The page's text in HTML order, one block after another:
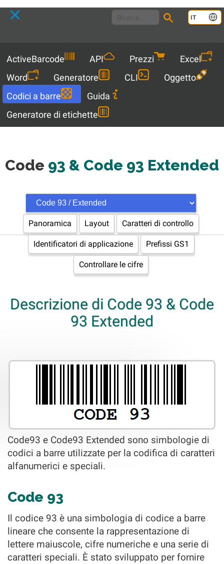
IT
ActiveBarcode API Prezzi
Excel
Word
Generatore CLI
Oggetto
Codici a barre
Guida
Generatore di etichette
Code 93 & Code 93 Extended
Panoramica Layout Caratteri di controllo
Identificatori di applicazione Prefissi GS1
Controllare le cifre
Descrizione di Code 93 & Code
93 Extended
Code93 e Code93 Extended sono simbologie di
codici a barre utilizzate per la codifica di caratteri
alfanumerici e speciali.
Code 93
Il codice 93 è una simbologia di codice a barre
lineare che consente la rappresentazione di
lettere maiuscole, cifre numeriche e una serie di
caratteri speciali. È stato sviluppato per fornire